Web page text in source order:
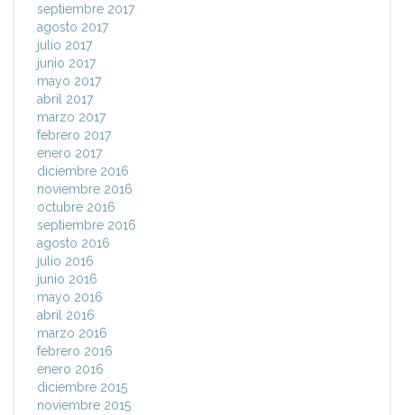
septiembre 2017
agosto 2017
julio 2017
junio 2017
mayo 2017
abril 2017
marzo 2017
febrero 2017
enero 2017
diciembre 2016
noviembre 2016
octubre 2016
septiembre 2016
agosto 2016
julio 2016
junio 2016
mayo 2016
abril 2016
marzo 2016
febrero 2016
enero 2016
diciembre 2015
noviembre 2015